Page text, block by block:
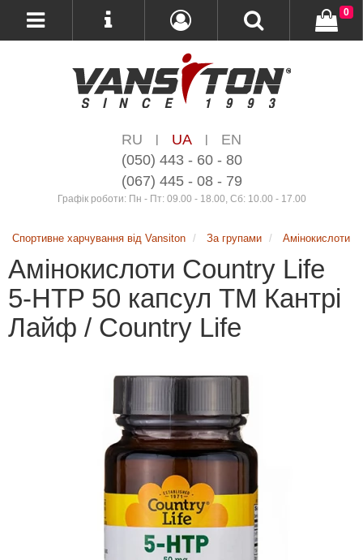
RU | UA |
EN
(050) 443 - 60 - 80
(067) 445 - 08 - 79
Графік роботи: Пн - Пт: 09.00 - 18.00, Сб: 10.00 - 17.00
0
Спортивне харчування від Vansiton За групами Амінокислоти
Амінокислоти Country Life
5-HTP 50 капсул ТМ Кантрі
Лайф / Country Life